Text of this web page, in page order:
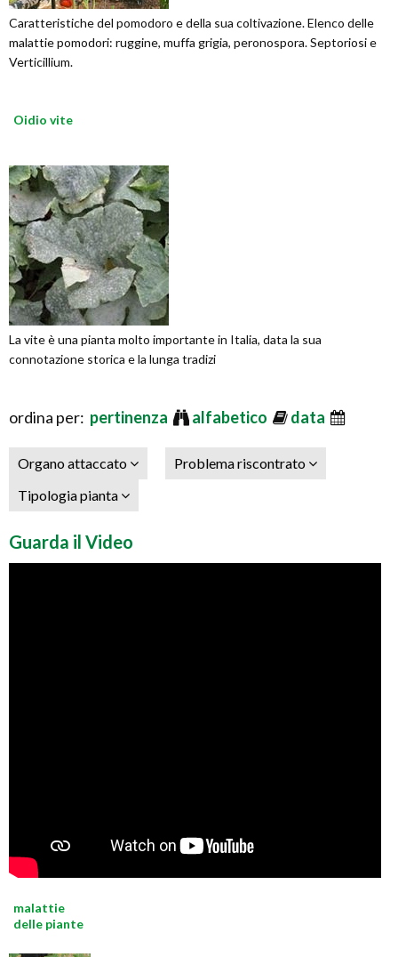
Caratteristiche del pomodoro e della sua coltivazione. Elenco delle
malattie pomodori: ruggine, muffa grigia, peronospora. Septoriosi e
Verticillium.
Oidio vite
La vite è una pianta molto importante in Italia, data la sua
connotazione storica e la lunga tradizi
ordina per: pertinenza alfabetico data
Organo attaccato
Problema riscontrato
Tipologia pianta
Guarda il Video
malattie
delle piante